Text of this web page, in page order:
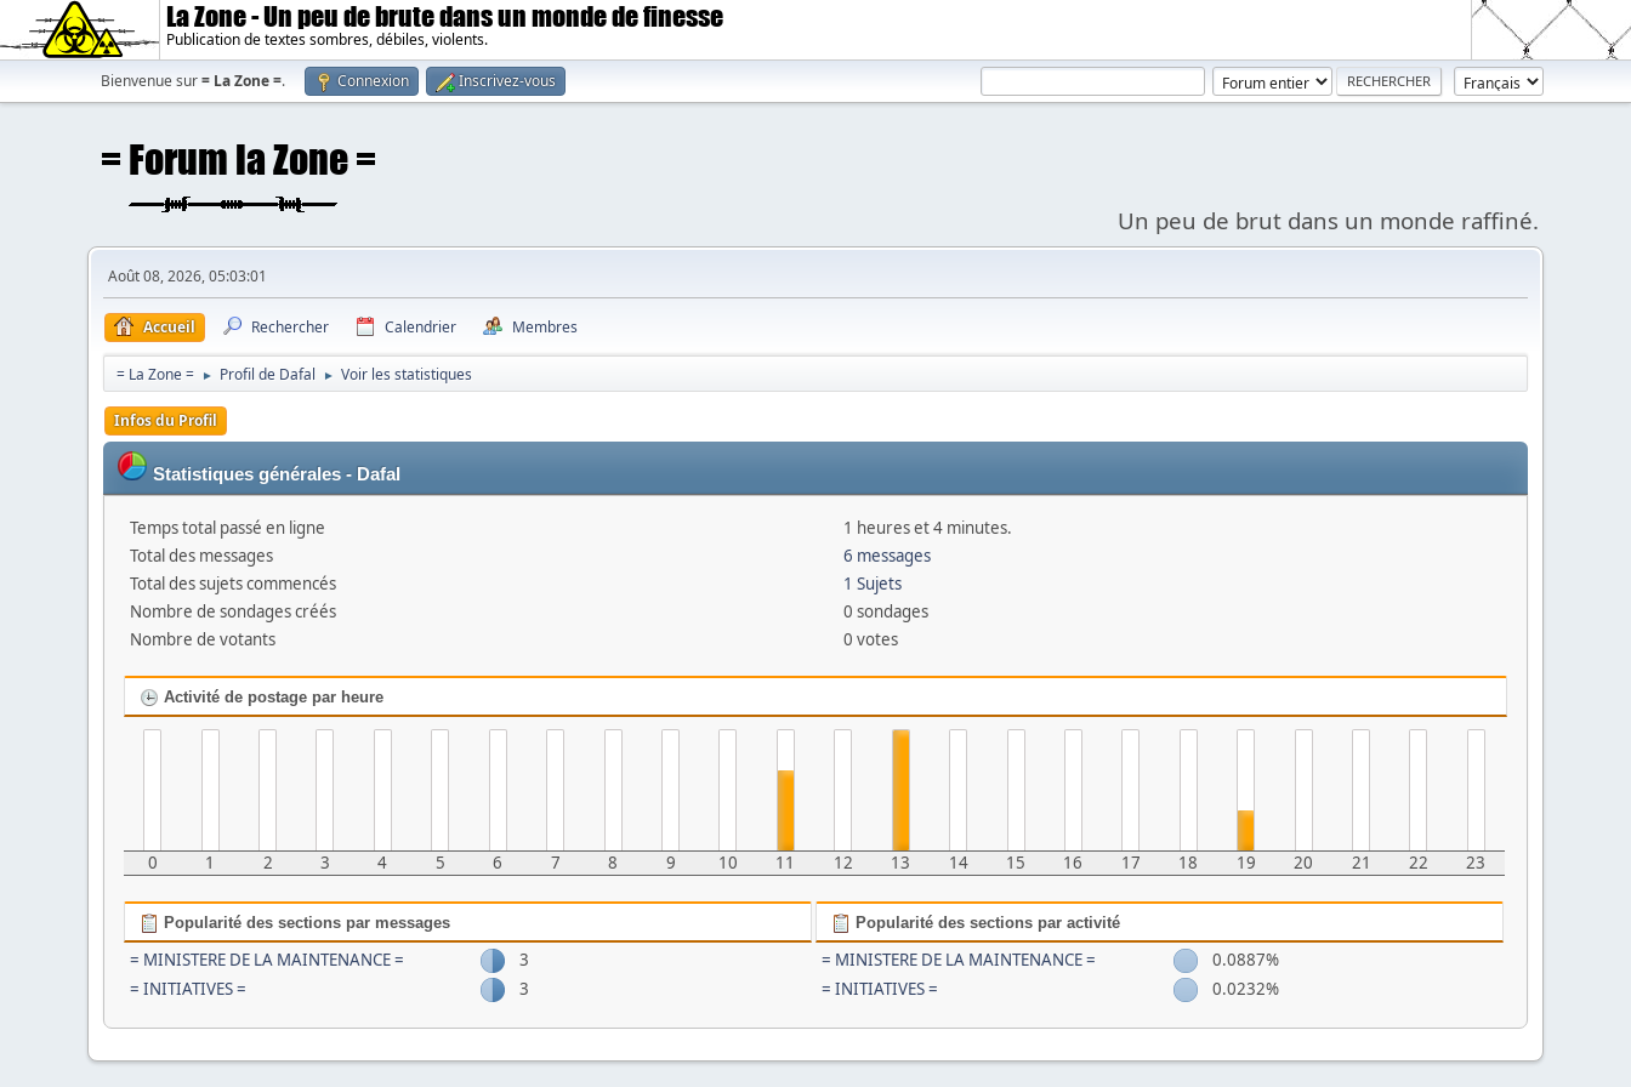
La Zone - Un peu de brute dans un monde de finesse
Publication de textes sombres, débiles, violents.
Bienvenue sur= La Zone =. Connexion Inscrivez-vous
Un peu de brut dans un monde raffiné.
Août 08, 2026, 05:03:01
Accueil Rechercher Calendrier Membres
= La Zone = ► Profil de Dafal ► Voir les statistiques
Infos du Profil
Statistiques générales - Dafal
Temps total passé en ligne
1 heures et 4 minutes.
Total des messages
6 messages
Total des sujets commencés
1 Sujets
Nombre de sondages créés
0 sondages
Nombre de votants
0 votes
Activité de postage par heure
0 1 2 3 4 5 6 7 8 9 10 11 12 13 14 15 16 17 18 19 20 21 22 23
Popularité des sections par messages
= MINISTERE DE LA MAINTENANCE =
3
= INITIATIVES =
3
Popularité des sections par activité
= MINISTERE DE LA MAINTENANCE =
0.0887%
= INITIATIVES =
0.0232%